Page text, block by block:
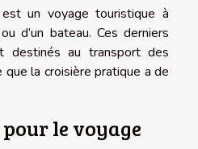
un voyage touristique à
d’un bateau. Ces derniers
destinés au transport des
que la croisière pratique a de
le voyage